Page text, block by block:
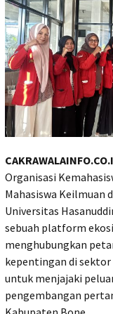
Organisasi
Mahasiswa Keilmuan
Universitas
sebuah platform
menghubungkan
kepentingan di
untuk menjajaki
pengembangan